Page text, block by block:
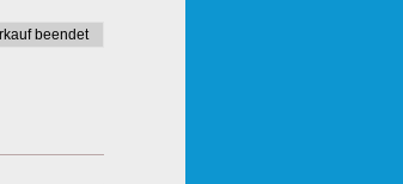
beendet